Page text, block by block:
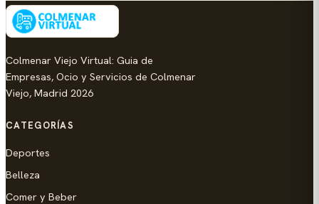
Colmenar Viejo Virtual: Guia de
Empresas, Ocio y Servicios de Colmenar
Viejo, Madrid 2026
CATEGORÍAS
Deportes
Belleza
Comer y Beber